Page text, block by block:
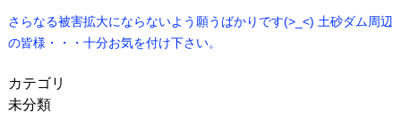
さらなる被害拡大にならないよう願うばかりです(>_<) 土砂ダム周辺
の皆様・・・十分お気を付け下さい。
カテゴリ
未分類